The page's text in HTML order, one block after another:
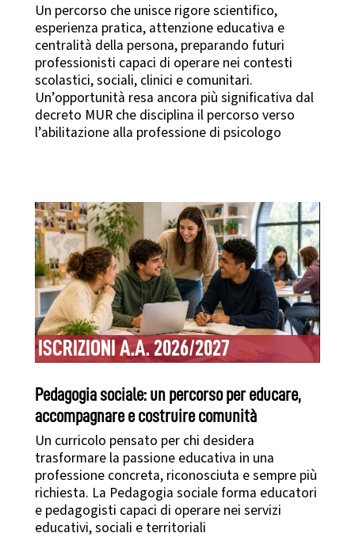
Un percorso che unisce rigore scientifico,
esperienza pratica, attenzione educativa e
centralità della persona, preparando futuri
professionisti capaci di operare nei contesti
scolastici, sociali, clinici e comunitari.
Un’opportunità resa ancora più significativa dal
decreto MUR che disciplina il percorso verso
l’abilitazione alla professione di psicologo
ISCRIZIONI A.A. 2026/2027
Pedagogia sociale: un percorso per educare,
accompagnare e costruire comunità
Un curricolo pensato per chi desidera
trasformare la passione educativa in una
professione concreta, riconosciuta e sempre più
richiesta. La Pedagogia sociale forma educatori
e pedagogisti capaci di operare nei servizi
educativi, sociali e territoriali